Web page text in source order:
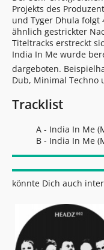
Projekts des
und Tyger Dhula folgt
ähnlich gestrickter
Titeltracks erstreckt
India In Me wurde
dargeboten.
Dub, Minimal Techno
Tracklist
A - India In Me
B - India In Me
könnte Dich auch